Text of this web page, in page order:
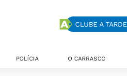
CLUBE A TARDE
POLÍCIA O CARRASCO